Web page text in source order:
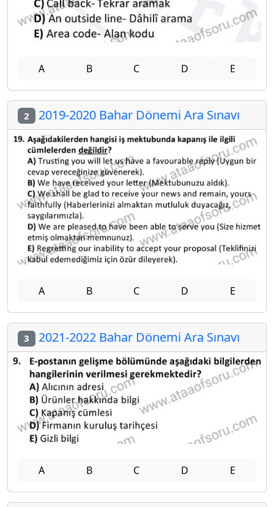
A B C D E
2 2019-2020 Bahar Dönemi Ara Sınavı
A B C D E
3 2021-2022 Bahar Dönemi Ara Sınavı
A B C D E